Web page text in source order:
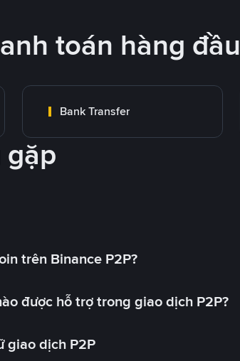
toán hàng đầu
Bank Transfer
trên Binance P2P?
được hỗ trợ trong giao dịch P2P?
giao dịch P2P